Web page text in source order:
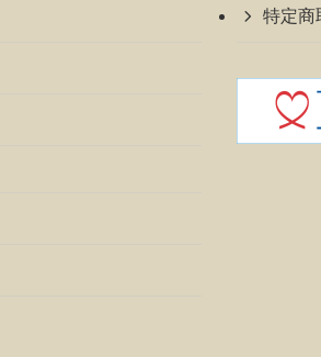
特定商